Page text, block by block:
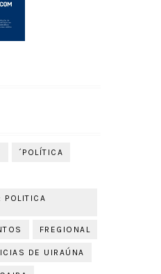
´POLÍTICA
POLITICA
FREGIONAL
DE UIRAÚNA